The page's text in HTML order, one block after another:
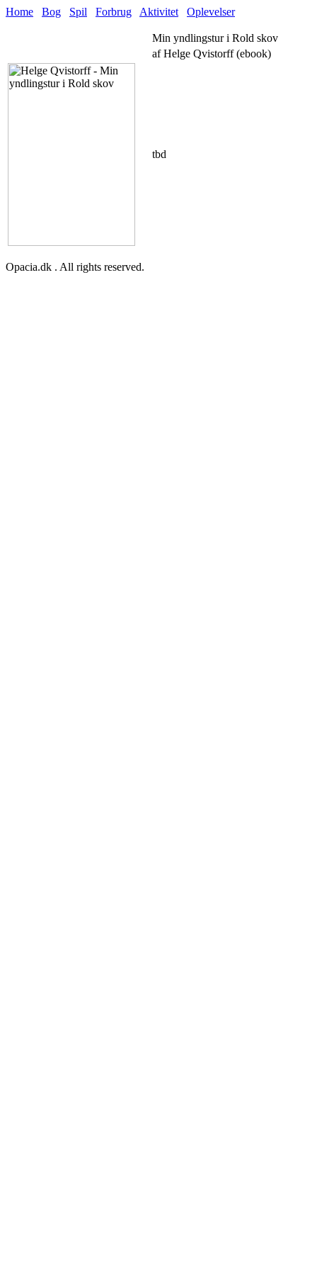
Home Bog Spil Forbrug Aktivitet Oplevelser
Min yndlingstur i Rold skov
af Helge Qvistorff (ebook)
tbd
Opacia.dk . All rights reserved.